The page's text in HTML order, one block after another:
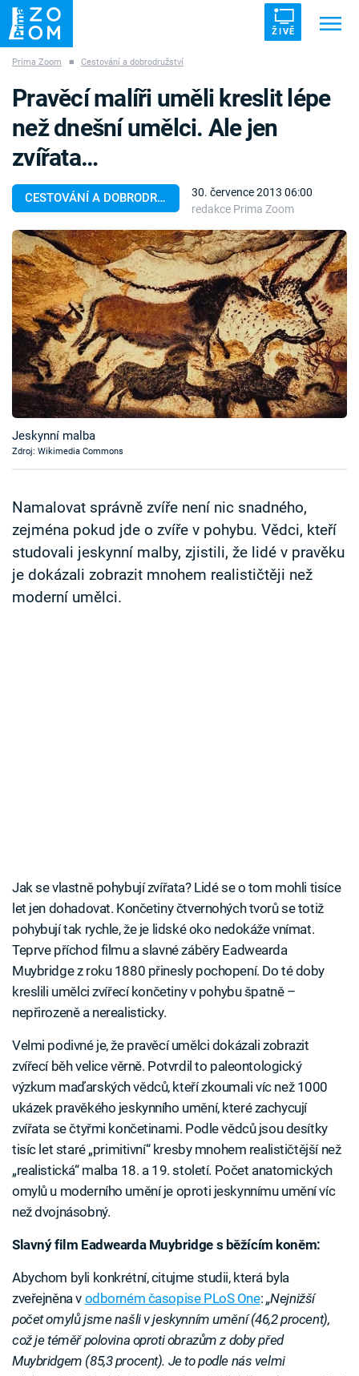
ŽIVĚ
ZÁHADY VETŘELCI DÁVNOVĚKU
Témata
Témata
Pořady
TV Program
Časopis
Sledujte prima+
Sledujte nás
Prima Zoom ■ Cestování a dobrodružství
CESTOVÁNÍ A DOBRODRUŽSTVÍ
30. července 2013 06:00
redakce Prima Zoom
Pravěcí malíři uměli kreslit lépe
než dnešní umělci. Ale jen
zvířata…
Jeskynní malba
Zdroj: Wikimedia Commons
Namalovat správně zvíře není nic snadného,
zejména pokud jde o zvíře v pohybu. Vědci, kteří
studovali jeskynní malby, zjistili, že lidé v pravěku
je dokázali zobrazit mnohem realističtěji než
moderní umělci.
Jak se vlastně pohybují zvířata? Lidé se o tom mohli tisíce
let jen dohadovat. Končetiny čtvernohých tvorů se totiž
pohybují tak rychle, že je lidské oko nedokáže vnímat.
Teprve příchod filmu a slavné záběry Eadwearda
Muybridge z roku 1880 přinesly pochopení. Do té doby
kreslili umělci zvířecí končetiny v pohybu špatně –
nepřirozeně a nerealisticky.
Velmi podivné je, že pravěcí umělci dokázali zobrazit
zvířecí běh velice věrně. Potvrdil to paleontologický
výzkum maďarských vědců, kteří zkoumali víc než 1000
ukázek pravěkého jeskynního umění, které zachycují
zvířata se čtyřmi končetinami. Podle vědců jsou desítky
tisíc let staré „primitivní“ kresby mnohem realističtější než
„realistická“ malba 18. a 19. století. Počet anatomických
omylů u moderního umění je oproti jeskynnímu umění víc
než dvojnásobný.
Slavný film Eadwearda Muybridge s běžícím koněm:
Abychom byli konkrétní, citujme studii, která byla
zveřejněna v odborném časopise PLoS One: „Nejnižší
počet omylů jsme našli v jeskynním umění (46,2 procent),
což je téměř polovina oproti obrazům z doby před
Muybridgem (85,3 procent). Je to podle nás velmi